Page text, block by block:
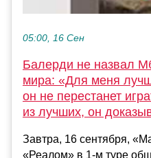
05:00, 16 Сен
Балерди не назвал
мира: «Для меня
он не перестанет
из лучших, он
Завтра, 16 сентября,
«Реалом» в 1-м туре